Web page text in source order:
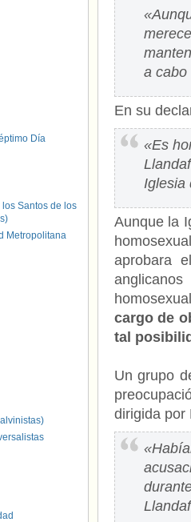
a cabo
En su
«Es
Iglesia
Aunque la
aprobara
cargo de
tal
Un grupo
dirigida por
Día
los Santos de los
Metropolitana